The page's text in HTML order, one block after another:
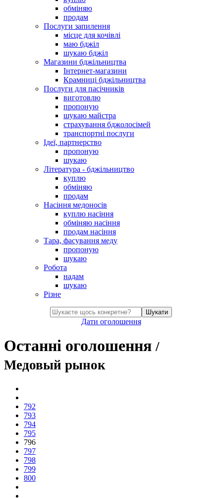
обміняю
продам
Послуги запилення
місце для кочівлі
маю бджіл
шукаю бджіл
Магазини бджільництва
Інтернет-магазини
Крамниці бджільництва
Послуги для пасічників
виготовлю
пропоную
шукаю майстра
страхування бджолосімей
транспортні послуги
Ідеї, партнерство
пропоную
шукаю
Література - бджільництво
куплю
обміняю
продам
Насіння медоносів
куплю насіння
обміняю насіння
продам насіння
Тара, фасування меду
пропоную
шукаю
Робота
надам
шукаю
Різне
Шукати
Дати оголошення
Останні оголошення/
Медовый рынок
792
793
794
795
796
797
798
799
800